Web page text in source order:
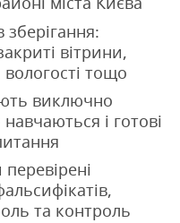
вітрини,
тощо
виключно
і готові
та контроль